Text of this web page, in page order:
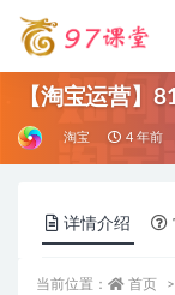
【淘宝运营】
淘宝 4 年前
详情介绍
当前位置： 首页